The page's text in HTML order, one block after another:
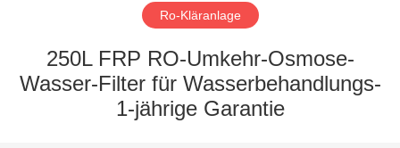
QUALITÄTSKONTROLLE
Ro-Kläranlage
250L FRP RO-Umkehr-Osmose-
Wasser-Filter für Wasserbehandlungs-
1-jährige Garantie